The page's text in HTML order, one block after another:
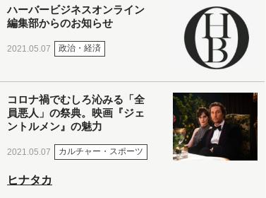
ハーバービジネスオンライン
編集部からのお知らせ
2021.05.07 政治・経済
コロナ禍でむしろ沁みる「全
員悪人」の祭典。映画『ジェ
ントルメン』の魅力
2021.05.07 カルチャー・スポーツ
ヒナタカ